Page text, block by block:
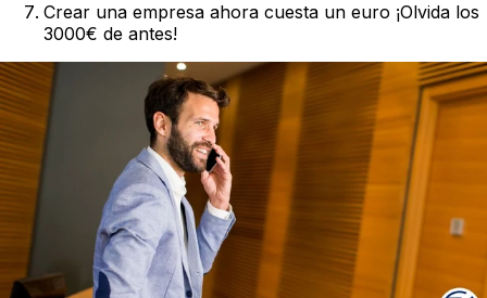
Crear una empresa ahora cuesta un euro ¡Olvida los
3000€ de antes!